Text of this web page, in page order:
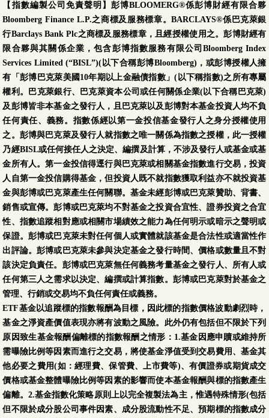
【指數編製公司免責聲明】彭博BLOOMERG®係彭博財經有限合夥
Bloomberg Finance L.P.之商標及服務標章。BARCLAYS®係巴克萊銀
行Barclays Bank Plc之商標及服務標章，且經授權使用之。彭博財經有
限合夥與其關係企業，包含彭博指數服務有限公司Bloomberg Index
Services Limited (“BISL”)(以下合稱彭博Bloomberg)，或彭博授權人擁
有「彭博巴克萊美國10年期以上金融債指數」(以下稱指數)之所有專屬
權利。巴克萊銀行、巴克萊資本公司或任何關係企業(以下合稱巴克萊)
及彭博皆非本基金之發行人，且巴克萊以及彭博對本基金投資人均不負
任何責任、義務。指數係經以第一金投信基金發行人之身分授權使用
之。彭博與巴克萊及發行人就指數之唯一關係為指數之授權，此一授權
乃經BISL或任何接任人之決定、編撰及計算，不涉及發行人或基金或基
金所有人。第一金投信得逕行與巴克萊或相關基金指數進行交易，投資
人自第一金投信購得基金，但投資人既不就指數獲取利益亦不就投資基
金與彭博或巴克萊產生任何關聯。基金未經彭博或巴克萊贊助、背書、
銷售或宣傳。彭博或巴克萊均不對基金之投資合宜性、證券投資之合宜
性、指數追蹤相對應或相關市場績效之能力為任何明示或暗示之聲明或
保證。彭博或巴克萊未對任何個人或實體就該基金是合法性或適當性作
出評論。彭博或巴克萊未參與決定基金之發行時間、價格或數量且不對
該決定負責任。彭博或巴克萊無任何義務考量基金之發行人、所有人或
任何第三人之需求以決定、編撰或計算指數。彭博或巴克萊對於基金之
管理、行銷或交易均不負任何責任或義務。
ETF基金以追蹤標的指數報酬為目標，因此標的指數價格波動劇烈時，
基金之淨資產價值表現亦將有波動之風險。此外仍有包括但不限於下列
原因致生基金報酬偏離標的指數報酬之情形：1.基金因應申贖或維持所
需曝險比例等因素而進行之交易，將使基金淨值受到交易費用、基金其
他必要之費用(如：經理費、保管費、上市費等)、有價證券或期貨成交
價格或基金整體曝險比例等因素的影響而使本基金報酬與標的指數產生
偏離。2.基金指數化策略原則上以完全複製法為主，惟遇特殊情形(包括
但不限於成分股公司事件因素、成分股流動性不足、預期標的指數成分